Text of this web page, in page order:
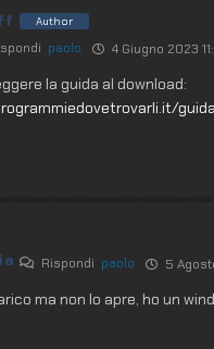
Author
paolo 4 Giugno 2023
la guida al download:
Rispondi paolo 5
ma non lo apre, ho un